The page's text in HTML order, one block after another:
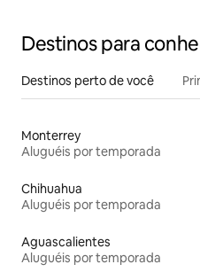
Destinos para
Destinos perto de você
Monterrey
Aluguéis por temporada
Chihuahua
Aluguéis por temporada
Aguascalientes
Aluguéis por temporada